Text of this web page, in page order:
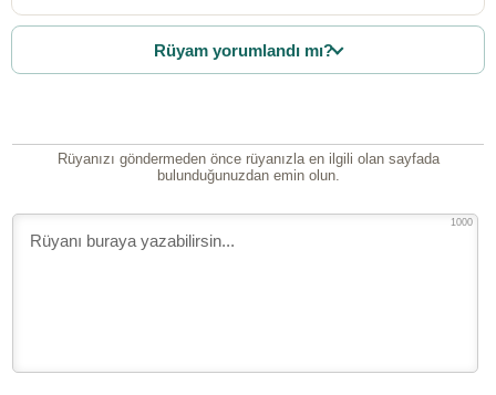
Rüyam yorumlandı mı?
Rüyanızı göndermeden önce rüyanızla en ilgili olan sayfada
bulunduğunuzdan emin olun.
1000